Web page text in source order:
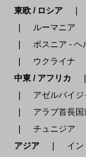
東欧 / ロシア
ルーマニア
ボスニア - ヘ
ウクライナ
中東 / アフリカ
アゼルバイ
アラブ首長
チュニジア
アジア
イ